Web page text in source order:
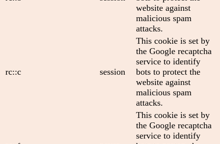
website against
malicious spam
attacks.
rc::c session
This cookie is set by
the Google recaptcha
service to identify
bots to protect the
website against
malicious spam
attacks.
This cookie is set by
the Google recaptcha
service to identify